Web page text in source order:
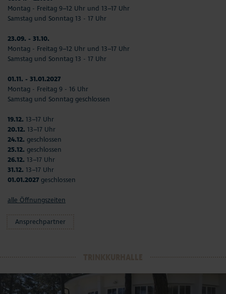
Montag - Freitag 9–12 Uhr und 13–17 Uhr
Samstag und Sonntag 13 - 17 Uhr
23.09. - 31.10.
Montag - Freitag 9–12 Uhr und 13–17 Uhr
Samstag und Sonntag 13 - 17 Uhr
01.11. - 31.01.2027
Montag - Freitag 9 - 16 Uhr
Samstag und Sonntag geschlossen
19.12. 13–17 Uhr
20.12. 13–17 Uhr
24.12. geschlossen
25.12. geschlossen
26.12. 13–17 Uhr
31.12. 13–17 Uhr
01.01.2027 geschlossen
alle Öffnungszeiten
Ansprechpartner